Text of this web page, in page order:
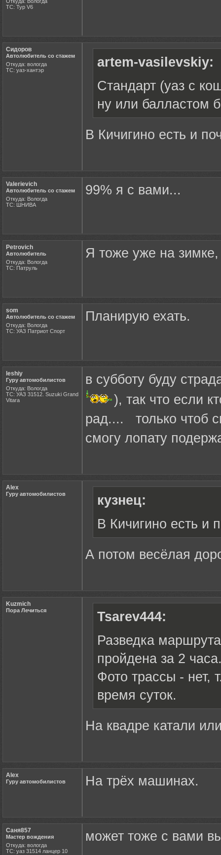
ТС: Тур V6
Сидоров
Автолюбитель со стажем
Откуда: вологда
ТС: уаз-хантэр
artem-vasilevskiy:
Стандарт (уаз с
ну или балластом
В Кичигино есть и
Valerievich
Автолюбитель со стажем
Откуда: Вологда
ТС: ШНИВА
99% я с вами...
Petrovich
Автолюбитель
Откуда: Вологда
ТС: Патруль
Я тоже уже на
som
Автолюбитель со стажем
Откуда: Вологда
ТС: УАЗ Патриот Спорт
Планирую ехать.
leshiy
Гуру автомобилистов
Откуда: Вологда
ТС: УАЗ 31512. Suzuki Grand
Vitara
в субботу буду
), так что если
рад.... только чтоб
смогу лопату
Alex
Гуру автомобилистов
кузнец:
В Кичигино есть и
А потом весёлая
Kuzmich
Пора Лечиться
Tsarev444:
Разведка
пройдена за 2
Фото трассы - нет,
время суток.
На квадре катали
Alex
Гуру автомобилистов На трёх машинах.
Саня857
Мастер вождения
Откуда: вологда
ТС: уаз 31514 ланцер 10
может тоже с вами